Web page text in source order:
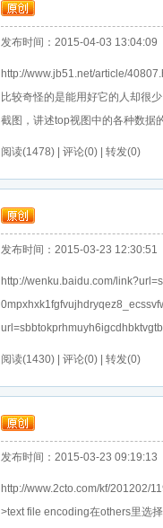
发布时间：2015-04-03 13:04:09
http://www.jb51.net/article/
比较奇怪的是能用好它的人却很
截图，讲述top视图中的各种数据
阅读(1478) | 评论(0) | 转发(0)
发布时间：2015-03-23 12:30:51
http://wenku.baidu.com/
阅读(1430) | 评论(0) | 转发(0)
发布时间：2015-03-23 09:19:13
http://www.2cto.com/kf/201202/
>text file encoding在others里选